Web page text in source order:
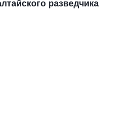
разведчика